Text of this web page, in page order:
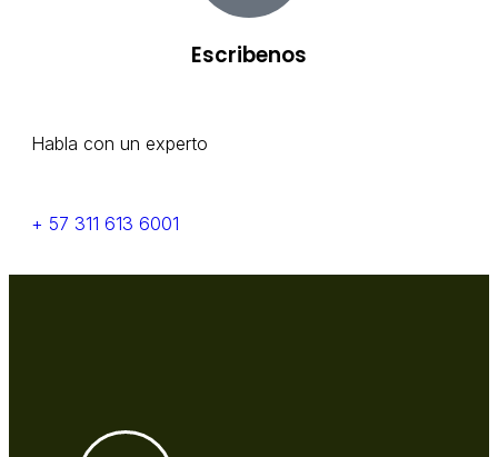
Escribenos
Habla con un experto
+ 57 311 613 6001